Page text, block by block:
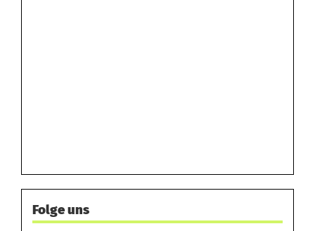
Folge uns